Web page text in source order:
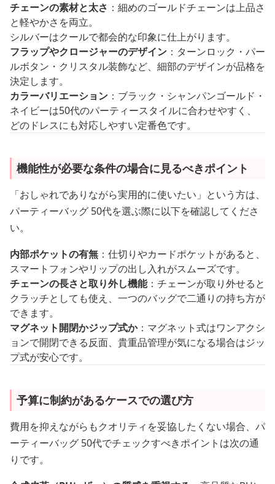
チェーンの素材と太さ ：細めのゴールドチェーンは上品さ
と軽やかさを両立。
シルバーはクールで都会的な印象に仕上がります。
フラップやクロージャーのデザイン ：ターンロック・パー
ルボタン・クリスタル装飾など、細部のデザインが品格を
決定します。
カラーバリエーション ：ブラック・シャンパンゴールド・
ネイビーは50代のパーティースタイルに合わせやすく、
どのドレスにも対応しやすい定番色です。
機能性が必要な条件の場合に見るべきポイント
「おしゃれでありながら実用的に使いたい」という方は、
パーティーバッグ 50代を選ぶ際に以下を確認してくださ
い。
内部ポケットの有無 ：仕切りやカードポケットがあると、
スマートフォンやリップの出し入れがスムーズです。
チェーンの長さと取り外し機能：チェーンが取り外せると
クラッチとしても使え、一つのバッグで二通りの持ち方が
できます。
マグネット開閉かジップ式か：マグネット式はワンアクシ
ョンで開閉できる反面、貴重品管理が気になる場合はジッ
プ式が安心です。
予算に制約があるケースでの選び方
費用を抑えながらもクオリティを妥協したくない場合、パ
ーティーバッグ 50代でチェックすべきポイントは次の通
りです。